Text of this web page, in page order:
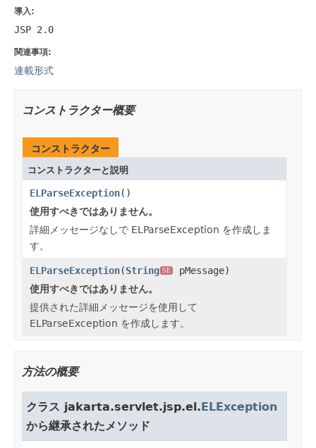
導入:
JSP 2.0
関連事項:
連載形式
コンストラクター概要
コンストラクター
コンストラクターと説明
ELParseException()
使用すべきではありません。
詳細メッセージなしで ELParseException を作成しま
す。
ELParseException(String SE
pMessage)
使用すべきではありません。
提供された詳細メッセージを使用して
ELParseException を作成します。
方法の概要
クラス jakarta.servlet.jsp.el.ELException
から継承されたメソッド